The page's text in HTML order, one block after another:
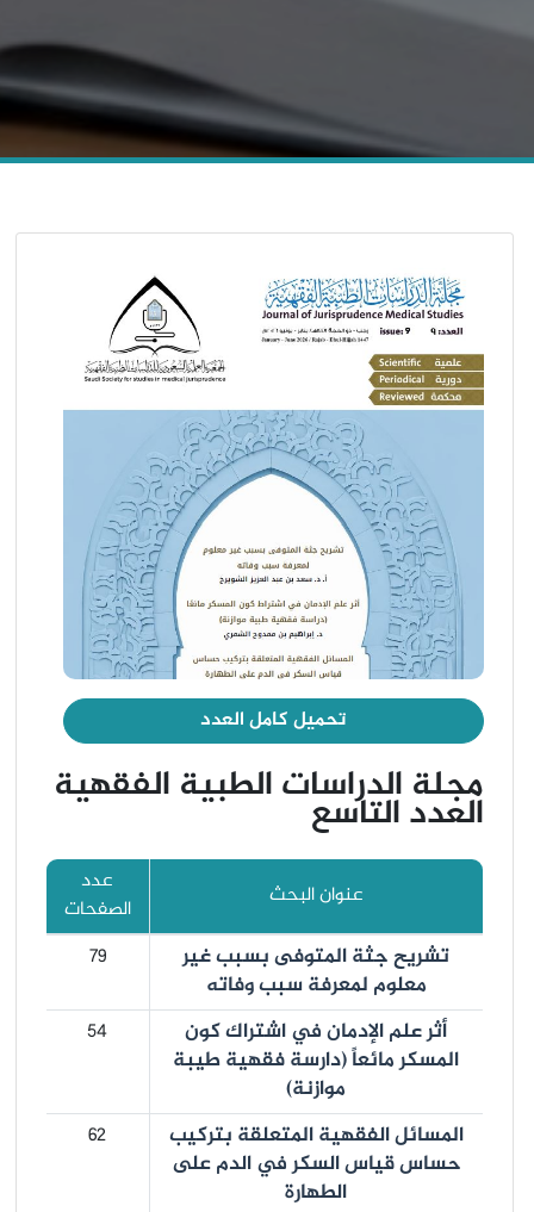
تحميل كامل العدد
مجلة الدراسات الطبية الفقهية
العدد التاسع
عنوان البحث
عدد
الصفحات
تشريح جثة المتوفى بسبب غير
معلوم لمعرفة سبب وفاته
79
أثر علم الإدمان في اشتراك كون
المسكر مائعاً (دارسة فقهية طيبة
موازنة)
54
المسائل الفقهية المتعلقة بتركيب
حساس قياس السكر في الدم على
الطهارة
62